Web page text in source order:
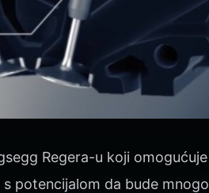
Regera-u koji omogućuje
potencijalom da bude mnogo